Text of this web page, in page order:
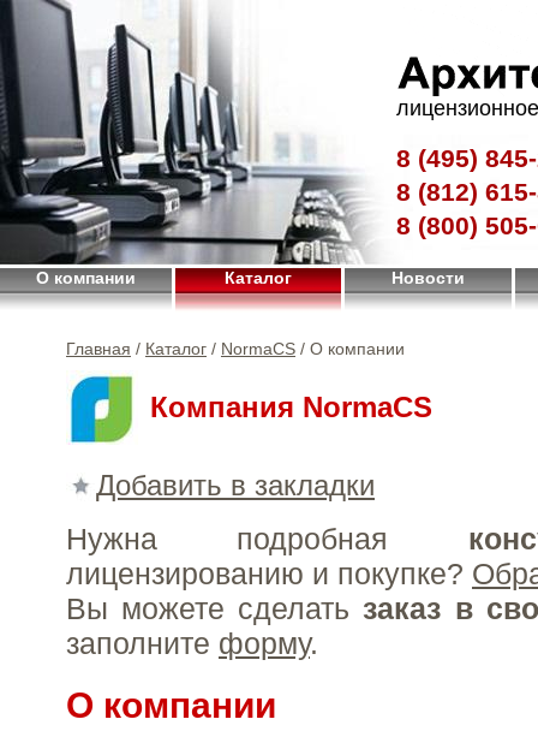
8 (495)
8 (812)
8 (800)
О компании Каталог Новости
Главная / Каталог / NormaCS / О компании
Компания NormaCS
Добавить в закладки
Нужна подробная
лицензированию и покупке?
Вы можете сделать заказ в
заполните форму.
О компании